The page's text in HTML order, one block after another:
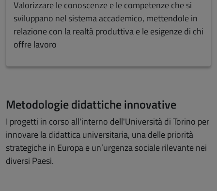
Valorizzare le conoscenze e le competenze che si
sviluppano nel sistema accademico, mettendole in
relazione con la realtà produttiva e le esigenze di chi
offre lavoro
Metodologie didattiche innovative
I progetti in corso all'interno dell'Università di Torino per
innovare la didattica universitaria, una delle priorità
strategiche in Europa e un’urgenza sociale rilevante nei
diversi Paesi.